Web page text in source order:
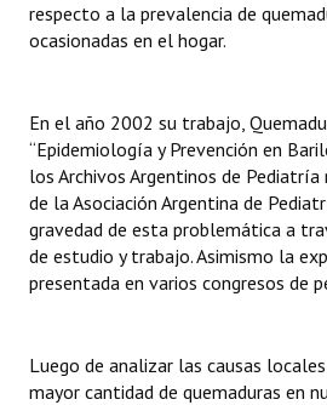
INSTITUCIONAL
Noticias Destacadas
Registros y Distinciones
Datos Históricos
Premio al Mérito - Registro
Mujeres que Dejaron Huellas -
respecto a la prevalencia de
ocasionadas en el hogar.
En el año 2002 su trabajo,
“Epidemiología y Prevención en
los Archivos Argentinos de
de la Asociación Argentina de
gravedad de esta problemática a
de estudio y trabajo. Asimismo la
presentada en varios congresos de
Luego de analizar las causas
mayor cantidad de quemaduras en